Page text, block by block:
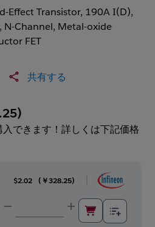
Effect Transistor, 190A I(D),
N-Channel, Metal-oxide
FET
共有する
)
できます！詳しくは下記価格
$2.02 ( ￥328.25)